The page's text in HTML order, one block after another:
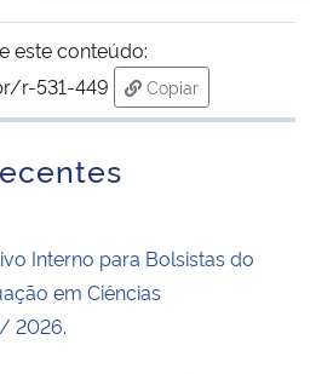
este conteúdo:
r-531-449
Copiar
para área de
Interno para Bolsistas do
em Ciências
2026.